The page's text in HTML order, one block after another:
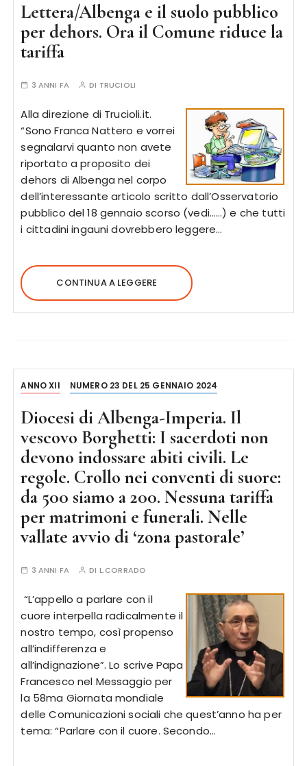
Lettera/Albenga e il suolo pubblico
per dehors. Ora il Comune riduce la
tariffa
3 ANNI FA DI TRUCIOLI
Alla direzione di Trucioli.it.
“Sono Franca Nattero e vorrei
segnalarvi quanto non avete
riportato a proposito dei
dehors di Albenga nel corpo
dell’interessante articolo scritto dall’Osservatorio
pubblico del 18 gennaio scorso (vedi……) e che tutti
i cittadini ingauni dovrebbero leggere…
CONTINUA A LEGGERE
ANNO XII NUMERO 23 DEL 25 GENNAIO 2024
Diocesi di Albenga-Imperia. Il
vescovo Borghetti: I sacerdoti non
devono indossare abiti civili. Le
regole. Crollo nei conventi di suore:
da 500 siamo a 200. Nessuna tariffa
per matrimoni e funerali. Nelle
vallate avvio di ‘zona pastorale’
3 ANNI FA DI L.CORRADO
“L’appello a parlare con il
cuore interpella radicalmente il
nostro tempo, così propenso
all’indifferenza e
all’indignazione”. Lo scrive Papa
Francesco nel Messaggio per
la 58ma Giornata mondiale
delle Comunicazioni sociali che quest’anno ha per
tema: “Parlare con il cuore. Secondo…